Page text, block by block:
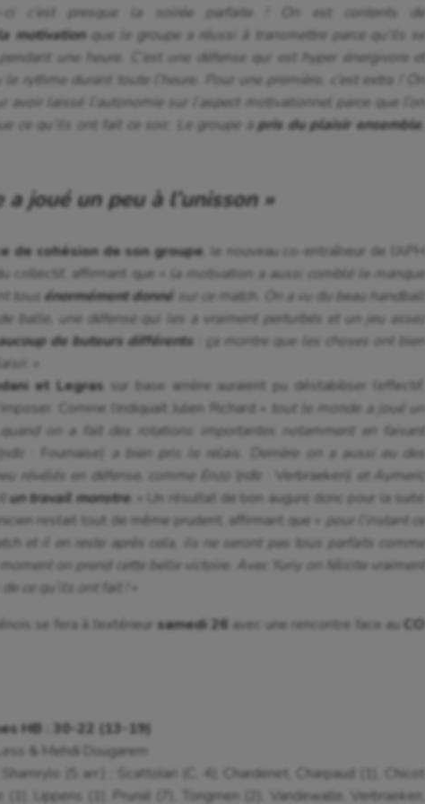
ci c’est presque la soirée parfaite ! On est contents de
motivationque le groupe a réussi à transmettre parce qu’ils se
une heure. C’est une défense qui est hyper énergivore et
rythme durant toute l’heure. Pour une première, c’est extra ! On
laissé l’autonomie sur l’aspect motivationnel parce que l’on
ce qu’ils ont fait ce soir. Le groupe apris du plaisir ensemble,
joué un peu à l’unisson »
de cohésion de son groupe , le nouveau co-entraîneur de l’APH
collectif, affirmant que «
la motivation a aussi comblé le manque
tous énormément donné sur ce match. On a vu du beau handball
balle, une défense qui les a vraiment perturbés et un jeu assez
de buteurs différents: ça montre que les choses ont bien
et Legras sur base arrière auraient pu déstabiliser l’effectif,
Comme l’indiquait Julien Richard «
tout le monde a joué un
on a fait des rotations importantes notamment en faisant
(ndlr : Fournaise)
a bien pris le relais. Derrière on a aussi eu des
révélés en défense, comme Enzo
(ndlr : Verbraeken)
et Aymeric
un travail monstre.
» Un résultat de bon augure donc pour la suite
restait tout de même prudent, affirmant que «
pour l’instant ce
et il en reste après cela, ils ne seront pas tous parfaits comme
on prend cette belle victoire. Avec Yuriy on félicite vraiment
ce qu’ils ont fait !
se fera à l’extérieur samedi 26 avec une rencontre face au CO
HB : 30-22 (13-19)
& Mehdi Dougarem
Shamrylo (5 arr.) ; Scattolari (C, 4), Chardenet, Charpaud (1), Chicot
(1), Lippens (1), Prunié (7), Tongmen (2), Vandewalle, Verbraeken,